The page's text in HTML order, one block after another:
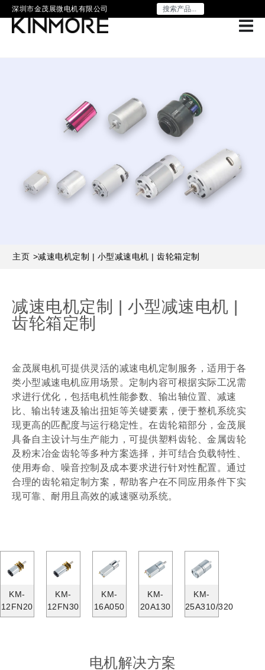
深圳市金茂展微电机有限公司
主页 >减速电机定制 | 小型减速电机 | 齿轮箱定制
减速电机定制 | 小型减速电机 |
齿轮箱定制
金茂展电机可提供灵活的减速电机定制服务，适用于各
类小型减速电机应用场景。定制内容可根据实际工况需
求进行优化，包括电机性能参数、输出轴位置、减速
比、输出转速及输出扭矩等关键要素，便于整机系统实
现更高的匹配度与运行稳定性。在齿轮箱部分，金茂展
具备自主设计与生产能力，可提供塑料齿轮、金属齿轮
及粉末冶金齿轮等多种方案选择，并可结合负载特性、
使用寿命、噪音控制及成本要求进行针对性配置。通过
合理的齿轮箱定制方案，帮助客户在不同应用条件下实
现可靠、耐用且高效的减速驱动系统。
KM-
12FN20
KM-
12FN30
KM-
16A050
KM-
20A130
KM-
25A310/320
电机解决方案